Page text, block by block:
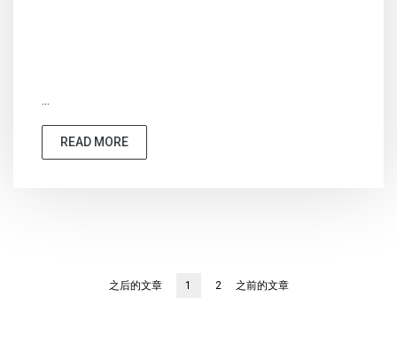
...
READ MORE
之后的文章 1 2 之前的文章